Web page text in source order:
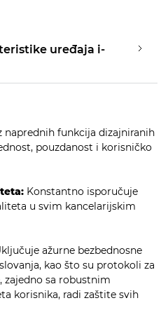
uređaja i-
naprednih funkcija dizajniranih
pouzdanost i korisničko
Konstantno isporučuje
u svim kancelarijskim
ažurne bezbednosne
kao što su protokoli za
zajedno sa robustnim
korisnika, radi zaštite svih